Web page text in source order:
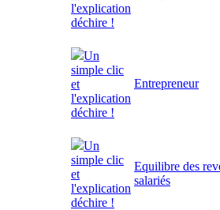
l'explication
déchire !
Un
simple clic
et
l'explication
déchire !
Entrepreneur
Un
simple clic
et
l'explication
déchire !
Equilibre des
salariés